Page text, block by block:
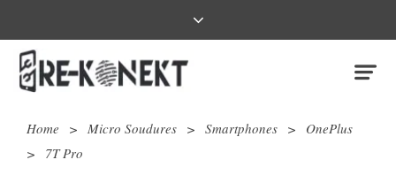
Home > Micro Soudures > Smartphones >
OnePlus
>
7T Pro